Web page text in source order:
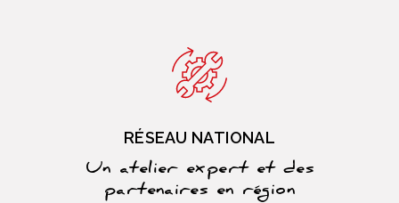
RÉSEAU NATIONAL
Un atelier expert et des
partenaires en région